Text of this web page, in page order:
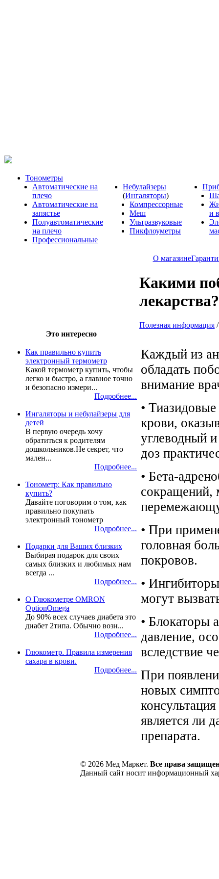
Тонометры
Автоматические на
плечо
Автоматические на
запястье
Полуавтоматические
на плечо
Профессиональные
Небулайзеры
(Ингаляторы)
Компрессорные
Меш
Ультразвуковые
Пикфлоуметры
и
О магазине
Это интересно
Как правильно купить
электронный термометр
Какой термометр купить, чтобы
легко и быстро, а главное точно
и безопасно измери...
Подробнее...
Ингаляторы и небулайзеры для
детей
В первую очередь хочу
обратиться к родителям
дошкольников.Не секрет, что
мален...
Подробнее...
Тонометр: Как правильно
купить?
Давайте поговорим о том, как
правильно покупать
электронный тонометр
Подробнее...
Подарки для Ваших близких
Выбирая подарок для своих
самых близких и любимых нам
всегда ...
Подробнее...
О Глюкометре OMRON
OptionOmega
До 90% всех случаев диабета это
диабет 2типа. Обычно возн...
Подробнее...
Глюкометр. Правила измерения
сахара в крови.
Подробнее...
Какими
лекарства?
Полезная информация
Каждый из
обладать
внимание
•
крови,
углеводный
доз
• Бета-
сокращений,
• При
головная
покровов.
•
могут
• Блокаторы
давление,
вследствие
При
новых
является ли
препарата.
© 2026 Мед Маркет. Все права
Данный сайт носит информационный